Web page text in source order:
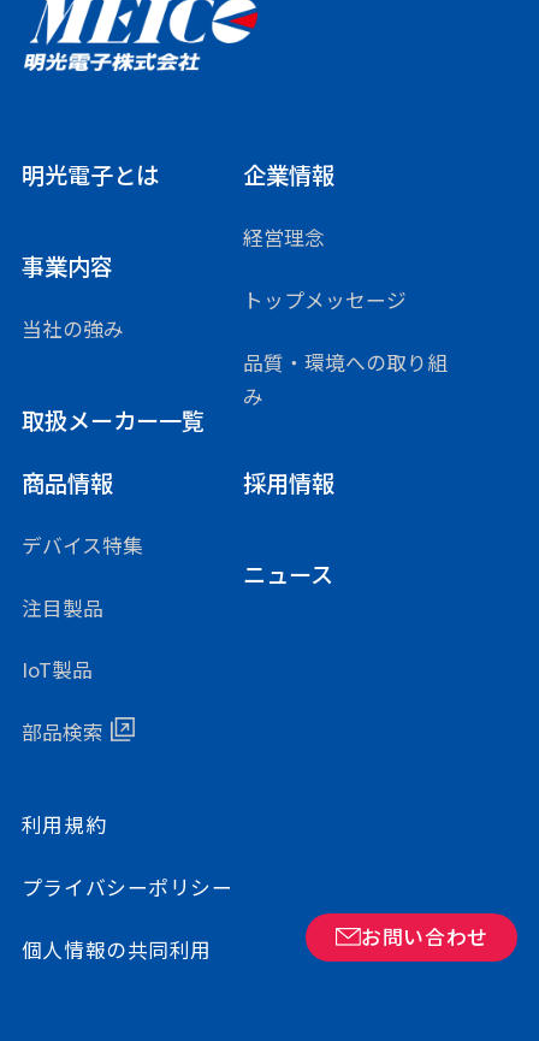
明光電子とは
事業内容
当社の強み
取扱メーカー一覧
企業情報
経営理念
トップメッセージ
品質・環境への取り組
み
商品情報
デバイス特集
注目製品
IoT製品
部品検索
採用情報
ニュース
利用規約
プライバシーポリシー
個人情報の共同利用 お問い合わせ